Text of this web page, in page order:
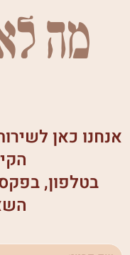
מה
אנחנו כאן
בטלפון,